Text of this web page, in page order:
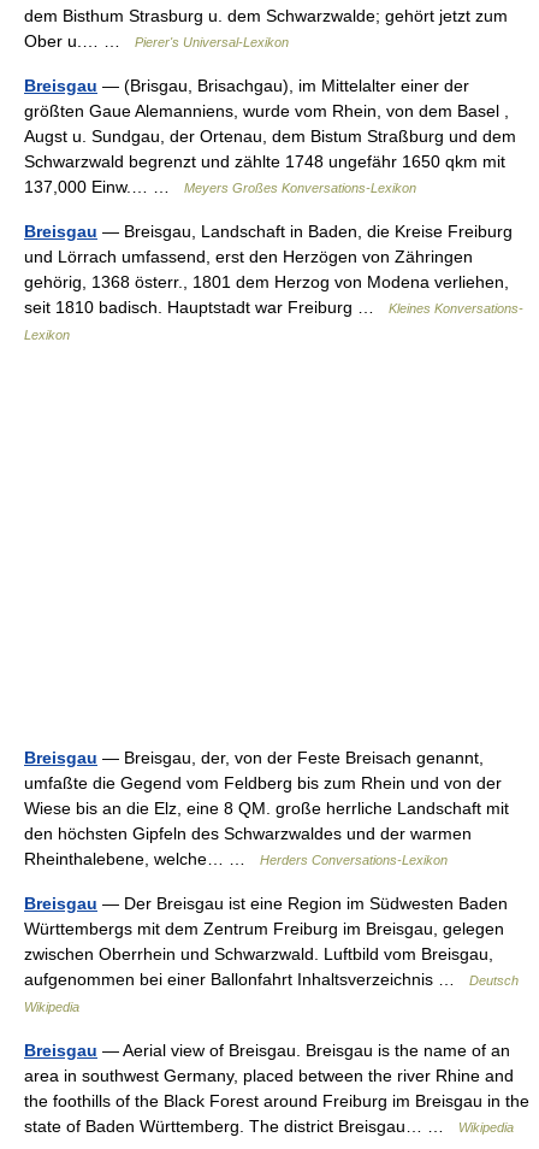
dem Bisthum Strasburg u. dem Schwarzwalde; gehört jetzt zum
Ober u.… …
Pierer's Universal-Lexikon
Breisgau — (Brisgau, Brisachgau), im Mittelalter einer der
größten Gaue Alemanniens, wurde vom Rhein, von dem Basel ,
Augst u. Sundgau, der Ortenau, dem Bistum Straßburg und dem
Schwarzwald begrenzt und zählte 1748 ungefähr 1650 qkm mit
137,000 Einw.… …
Meyers Großes Konversations-Lexikon
Breisgau — Breisgau, Landschaft in Baden, die Kreise Freiburg
und Lörrach umfassend, erst den Herzögen von Zähringen
gehörig, 1368 österr., 1801 dem Herzog von Modena verliehen,
seit 1810 badisch. Hauptstadt war Freiburg …
Kleines Konversations-
Lexikon
Breisgau — Breisgau, der, von der Feste Breisach genannt,
umfaßte die Gegend vom Feldberg bis zum Rhein und von der
Wiese bis an die Elz, eine 8 QM. große herrliche Landschaft mit
den höchsten Gipfeln des Schwarzwaldes und der warmen
Rheinthalebene, welche… …
Herders Conversations-Lexikon
Breisgau — Der Breisgau ist eine Region im Südwesten Baden
Württembergs mit dem Zentrum Freiburg im Breisgau, gelegen
zwischen Oberrhein und Schwarzwald. Luftbild vom Breisgau,
aufgenommen bei einer Ballonfahrt Inhaltsverzeichnis …
Deutsch
Wikipedia
Breisgau — Aerial view of Breisgau. Breisgau is the name of an
area in southwest Germany, placed between the river Rhine and
the foothills of the Black Forest around Freiburg im Breisgau in the
state of Baden Württemberg. The district Breisgau… …
Wikipedia